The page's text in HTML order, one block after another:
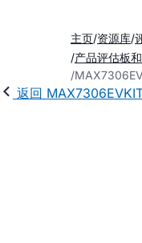
主页 资源库
产品评估板
返回